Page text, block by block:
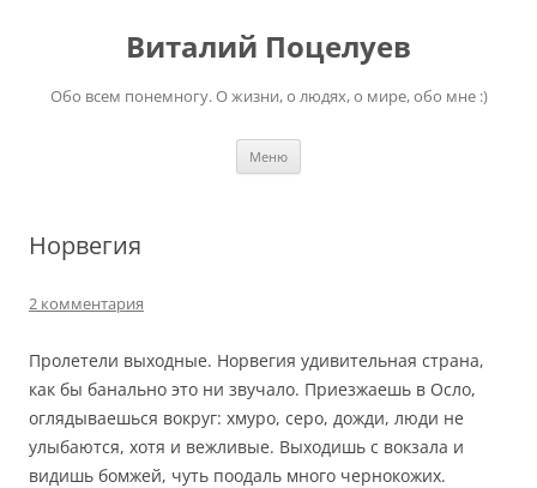
содержимомуВиталий Поцелуев
Обо всем понемногу. О жизни, о людях, о мире, обо мне :)
Меню
Норвегия
2 комментария
Пролетели выходные. Норвегия удивительная страна,
как бы банально это ни звучало. Приезжаешь в Осло,
оглядываешься вокруг: хмуро, серо, дожди, люди не
улыбаются, хотя и вежливые. Выходишь с вокзала и
видишь бомжей, чуть поодаль много чернокожих.